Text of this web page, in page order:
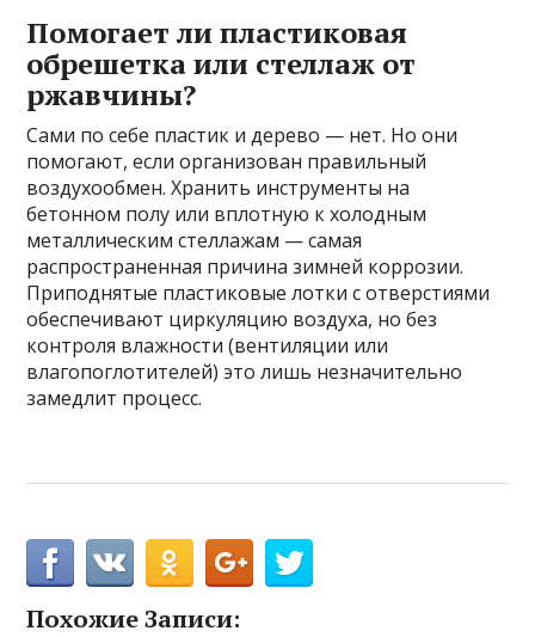
Помогает ли пластиковая
обрешетка или стеллаж от
ржавчины?
Сами по себе пластик и дерево — нет. Но они
помогают, если организован правильный
воздухообмен. Хранить инструменты на
бетонном полу или вплотную к холодным
металлическим стеллажам — самая
распространенная причина зимней коррозии.
Приподнятые пластиковые лотки с отверстиями
обеспечивают циркуляцию воздуха, но без
контроля влажности (вентиляции или
влагопоглотителей) это лишь незначительно
замедлит процесс.
Похожие Записи: